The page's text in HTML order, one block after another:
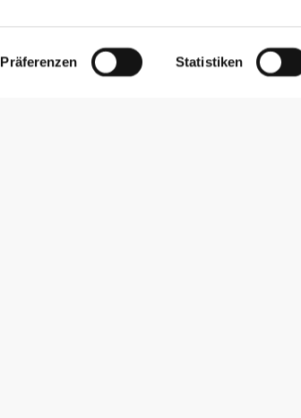
Präferenzen Statistiken